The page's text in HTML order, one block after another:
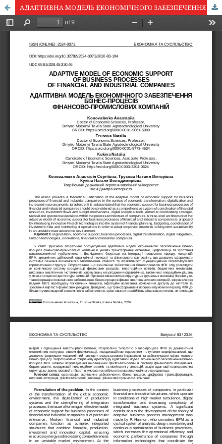
АДАПТИВНА МОДЕЛЬ ЕКОНОМІЧНОГО ЗАБЕЗПЕЧЕННЯ БІЗНЕС-ПРОЦЕСІВ ФІНАНСОВО-ПРОМИСЛОВИХ КОМПАНІЙ